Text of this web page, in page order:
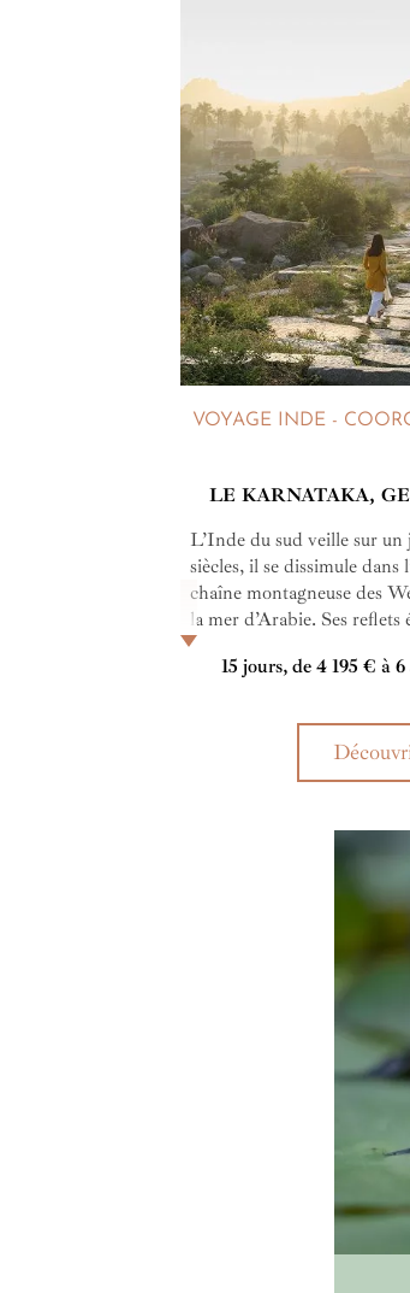
VOYAGE INDE -
LE KARNATAKA,
L’Inde du sud veille sur un
siècles, il se dissimule dans
chaîne montagneuse des
la mer d’Arabie. Ses
temples ornementés, sur le
mousson des tournesols…
un voyage au Karnataka.
15 jours, de 4 195 € à